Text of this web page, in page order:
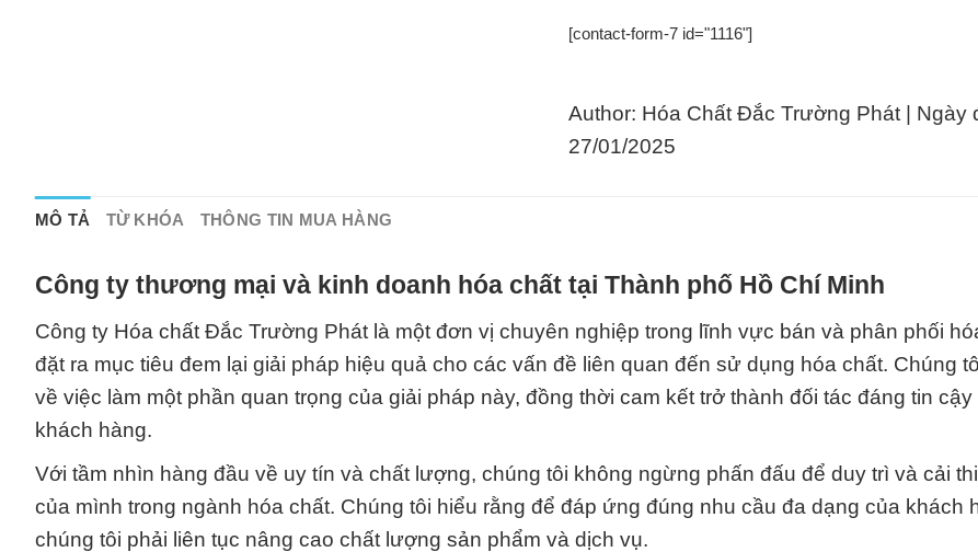
[contact-form-7 id="1116"]
Author: Hóa Chất Đắc Trường Phát | Ngày
27/01/2025
MÔ TẢ TỪ KHÓA THÔNG TIN MUA HÀNG
Công ty thương mại và kinh doanh hóa chất tại Thành phố Hồ Chí Minh
Công ty Hóa chất Đắc Trường Phát là một đơn vị chuyên nghiệp trong lĩnh vực bán và phân phối
đặt ra mục tiêu đem lại giải pháp hiệu quả cho các vấn đề liên quan đến sử dụng hóa chất. Chúng
về việc làm một phần quan trọng của giải pháp này, đồng thời cam kết trở thành đối tác đáng tin cậy
khách hàng.
Với tầm nhìn hàng đầu về uy tín và chất lượng, chúng tôi không ngừng phấn đấu để duy trì và cải
của mình trong ngành hóa chất. Chúng tôi hiểu rằng để đáp ứng đúng nhu cầu đa dạng của khách
chúng tôi phải liên tục nâng cao chất lượng sản phẩm và dịch vụ.